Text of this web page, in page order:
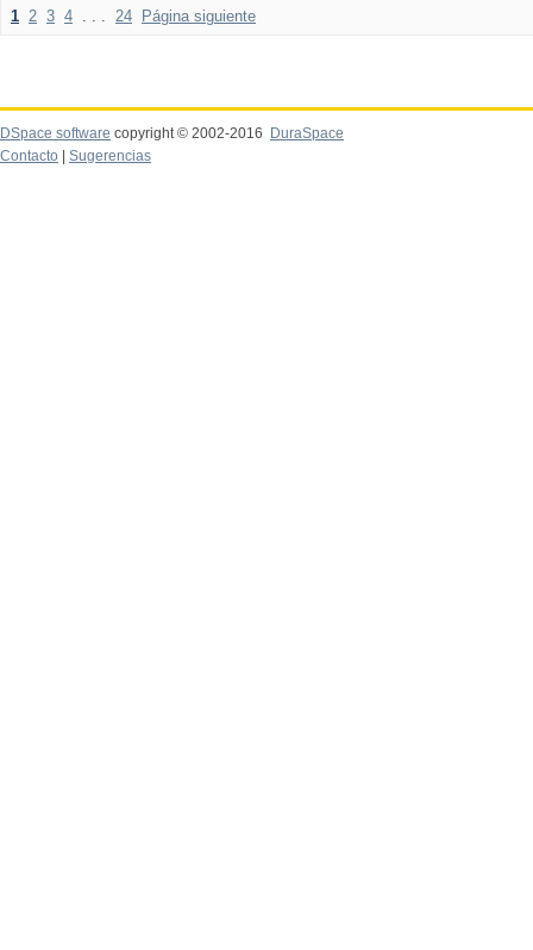
1 2 3 4 . . . 24 Página siguiente
DSpace software copyright © 2002-2016
DuraSpace
Contacto
Sugerencias